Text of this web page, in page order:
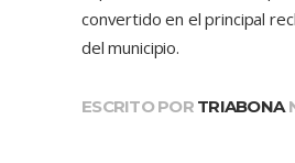
convertido en el principal
del municipio.
ESCRITO POR TRIABONA